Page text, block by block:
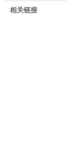
相关链接